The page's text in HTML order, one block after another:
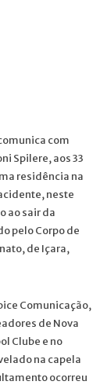
com
Spilere, aos 33
residência na
neste
ao sair da
pelo Corpo de
de Içara,
Comunicação,
de Nova
Clube e no
na capela
ocorreu